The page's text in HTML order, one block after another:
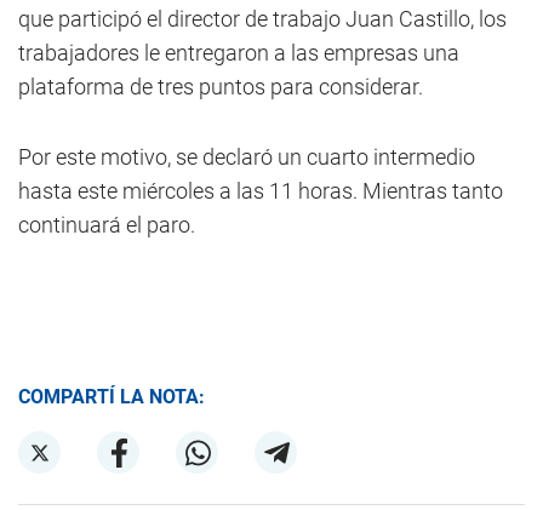
que participó el director de trabajo Juan Castillo, los
trabajadores le entregaron a las empresas una
plataforma de tres puntos para considerar.
Por este motivo, se declaró un cuarto intermedio
hasta este miércoles a las 11 horas. Mientras tanto
continuará el paro.
COMPARTÍ LA NOTA: